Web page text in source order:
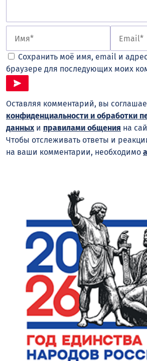
Сохранить моё имя, email и
браузере для последующих моих
Оставляя комментарий, вы
конфиденциальности и обработки
данныхи правилами общения на
Чтобы отслеживать ответы и
на ваши комментарии, необходимо